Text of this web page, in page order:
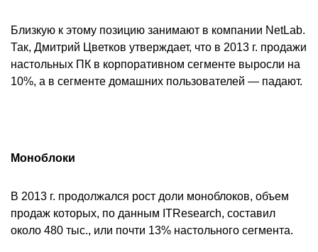
Близкую к этому позицию занимают в компании NetLab.
Так, Дмитрий Цветков утверждает, что в 2013 г. продажи
настольных ПК в корпоративном сегменте выросли на
10%, а в сегменте домашних пользователей — падают.
Моноблоки
В 2013 г. продолжался рост доли моноблоков, объем
продаж которых, по данным ITResearch, составил
около 480 тыс., или почти 13% настольного сегмента.